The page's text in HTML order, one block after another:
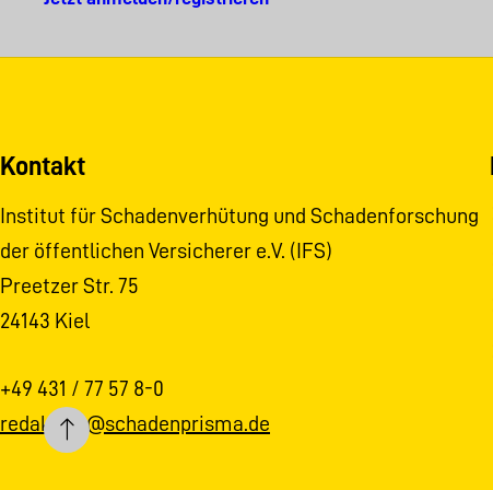
Kontakt
Institut für Schadenverhütung und Schadenforschung
der öffentlichen Versicherer e.V. (IFS)
Preetzer Str. 75
24143 Kiel
+49 431 / 77 57 8-0
redaktion@schadenprisma.de